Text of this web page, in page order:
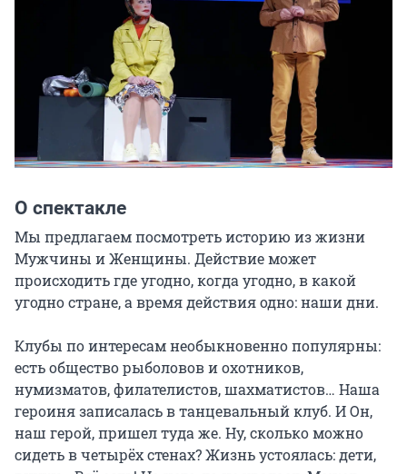
О спектакле
Мы предлагаем посмотреть историю из жизни
Мужчины и Женщины. Действие может
происходить где угодно, когда угодно, в какой
угодно стране, а время действия одно: наши дни.
Клубы по интересам необыкновенно популярны:
есть общество рыболовов и охотников,
нумизматов, филателистов, шахматистов… Наша
героиня записалась в танцевальный клуб. И Он,
наш герой, пришел туда же. Ну, сколько можно
сидеть в четырёх стенах? Жизнь устоялась: дети,